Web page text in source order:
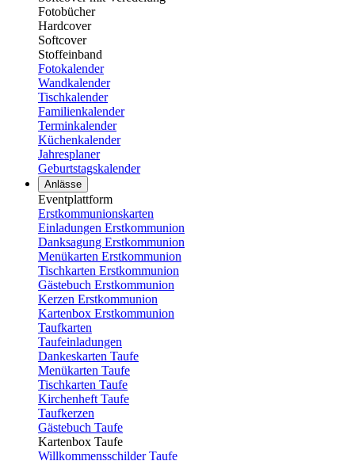
Fotobücher
Hardcover
Softcover
Stoffeinband
Fotokalender
Wandkalender
Tischkalender
Familienkalender
Terminkalender
Küchenkalender
Jahresplaner
Geburtstagskalender
Anlässe
Eventplattform
Erstkommunionskarten
Einladungen Erstkommunion
Danksagung Erstkommunion
Menükarten Erstkommunion
Tischkarten Erstkommunion
Gästebuch Erstkommunion
Kerzen Erstkommunion
Kartenbox Erstkommunion
Taufkarten
Taufeinladungen
Dankeskarten Taufe
Menükarten Taufe
Tischkarten Taufe
Kirchenheft Taufe
Taufkerzen
Gästebuch Taufe
Kartenbox Taufe
Willkommensschilder Taufe